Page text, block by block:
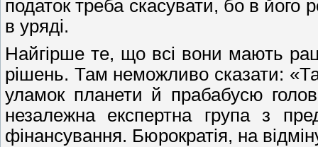
податок треба скасувати, бо в його
в уряді.
Найгірше те, що всі вони мають
рішень. Там неможливо сказати:
уламок планети й прабабусю
незалежна експертна група з
фінансування. Бюрократія, на